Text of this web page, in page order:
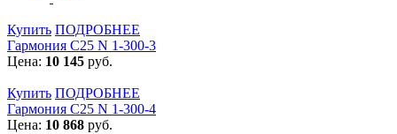
Купить ПОДРОБНЕЕ
Гармония С25 N 1-300-3
Цена: 10 145 руб.
Купить ПОДРОБНЕЕ
Гармония С25 N 1-300-4
Цена: 10 868 руб.